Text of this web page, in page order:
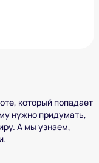
который попадает
нужно придумать,
А мы узнаем,